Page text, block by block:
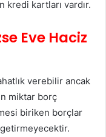
kartları vardır.
Eve Haciz
verebilir ancak
miktar borç
biriken borçlar